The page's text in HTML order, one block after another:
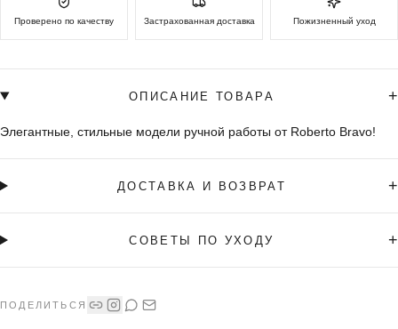
Проверено по качеству Застрахованная доставка Пожизненный уход
ОПИСАНИЕ ТОВАРА +
Элегантные, стильные модели ручной работы от Roberto Bravo!
ДОСТАВКА И ВОЗВРАТ +
СОВЕТЫ ПО УХОДУ +
ПОДЕЛИТЬСЯ